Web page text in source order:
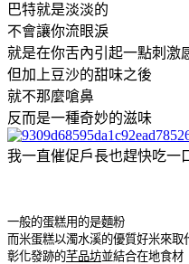
巴特就是淡淡的
不會讓你流眼淚
就是在你舌內引起一點刺激
但加上豆沙的甜味之後
就不那麼嗆鼻
反而是一種奇妙的滋味
我一直催促戶長也趕快吃一
一般的蛋糕用的是麵粉
而米蛋糕以濁水溪的優質好米來取
彰化發跡的芊品坊並結合在地食材